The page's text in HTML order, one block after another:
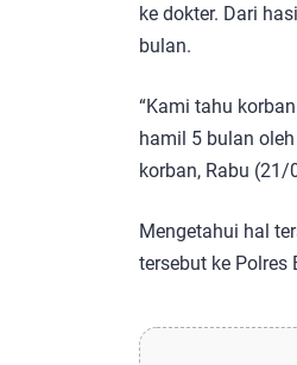
ke dokter. Dari
bulan.
“Kami tahu
hamil 5 bulan
korban, Rabu
Mengetahui hal
tersebut ke